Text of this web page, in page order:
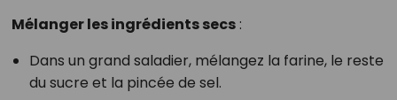
Mélanger les ingrédients secs:
Dans un grand saladier, mélangez la farine, le reste
du sucre et la pincée de sel.